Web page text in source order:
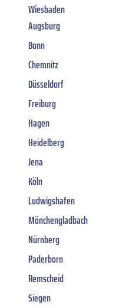
Wiesbaden
Augsburg
Bonn
Chemnitz
Düsseldorf
Freiburg
Hagen
Heidelberg
Jena
Köln
Ludwigshafen
Mönchengladbach
Nürnberg
Paderborn
Remscheid
Siegen